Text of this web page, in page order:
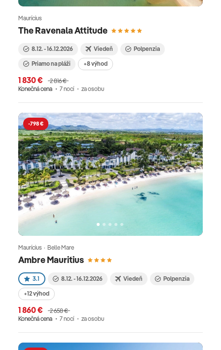
The Ravenala Attitude
Maurícius
8.12. - 16.12.2026 Viedeň
Polpenzia
Priamo na pláži
+8 výhod
1 830 €
2 816 €
Konečná cena
7 nocí za osobu
-798 €
Ambre Mauritius
Maurícius · Belle Mare
3.1 8.12. - 16.12.2026 Viedeň Polpenzia
+12 výhod
1 860 €
2 658 €
Konečná cena
7 nocí za osobu